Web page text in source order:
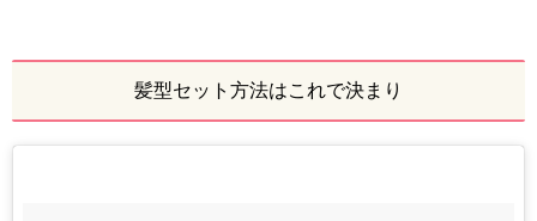
髪型セット方法はこれで決まり